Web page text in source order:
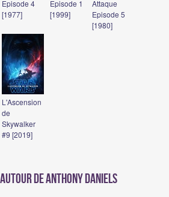
Episode 4
[1977]
Episode 1
[1999]
Attaque
Episode 5
[1980]
L'Ascension
de
Skywalker
#9 [2019]
de Anthony Daniels